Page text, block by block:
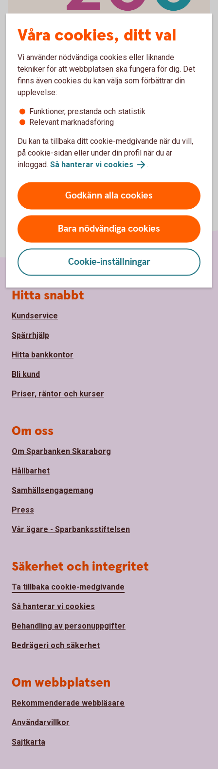
Våra cookies, ditt val
Vi använder nödvändiga cookies eller liknande
tekniker för att webbplatsen ska fungera för dig. Det
finns även cookies du kan välja som förbättrar din
upplevelse:
Funktioner, prestanda och statistik
Relevant marknadsföring
Du kan ta tillbaka ditt cookie-medgivande när du vill,
på cookie-sidan eller under din profil när du är
inloggad. Så hanterar vi cookies .
Godkänn alla cookies
Bara nödvändiga cookies
Cookie-inställningar
Sidfot
Hitta snabbt
Kundservice
Spärrhjälp
Hitta bankkontor
Bli kund
Priser, räntor och kurser
Om oss
Om Sparbanken Skaraborg
Hållbarhet
Samhällsengagemang
Press
Vår ägare - Sparbanksstiftelsen
Säkerhet och integritet
Ta tillbaka cookie-medgivande
Så hanterar vi cookies
Behandling av personuppgifter
Bedrägeri och säkerhet
Om webbplatsen
Rekommenderade webbläsare
Användarvillkor
Sajtkarta